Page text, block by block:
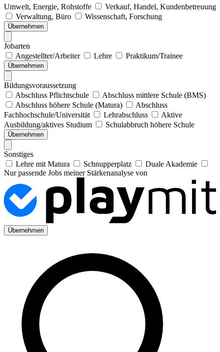
Umwelt, Energie, Rohstoffe
Verkauf, Handel, Kundenbetreuung
Verwaltung, Büro
Wissenschaft, Forschung
Übernehmen
Jobarten
Angestellter/Arbeiter
Lehre Praktikum/Trainee
Übernehmen
Bildungsvoraussetzung
Abschluss Pflichtschule
Abschluss mittlere Schule (BMS)
Abschluss höhere Schule (Matura)
Abschluss
Fachhochschule/Universität
Lehrabschluss
Aktive
Ausbildung/aktives Studium
Schulabbruch höhere Schule
Übernehmen
Sonstiges
Lehre mit Matura
Schnupperplatz
Duale Akademie
Nur passende Jobs meiner Stärkenanalyse von
Übernehmen